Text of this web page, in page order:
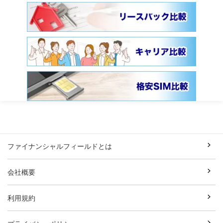
ファイナンシャルフィールドとは
会社概要
利用規約